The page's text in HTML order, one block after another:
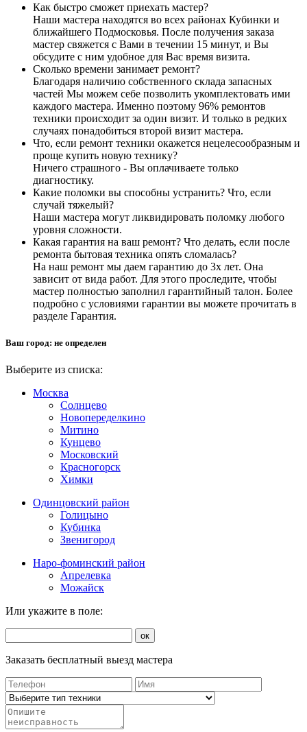
Как быстро сможет приехать мастер?
Наши мастера находятся во всех районах Кубинки и
ближайшего Подмосковья. После получения заказа
мастер свяжется с Вами в течении 15 минут, и Вы
обсудите с ним удобное для Вас время визита.
Сколько времени занимает ремонт?
Благодаря наличию собственного склада запасных
частей Мы можем себе позволить укомплектовать ими
каждого мастера. Именно поэтому 96% ремонтов
техники происходит за один визит. И только в редких
случаях понадобиться второй визит мастера.
Что, если ремонт техники окажется нецелесообразным и
проще купить новую технику?
Ничего страшного - Вы оплачиваете только
диагностику.
Какие поломки вы способны устранить? Что, если
случай тяжелый?
Наши мастера могут ликвидировать поломку любого
уровня сложности.
Какая гарантия на ваш ремонт? Что делать, если после
ремонта бытовая техника опять сломалась?
На наш ремонт мы даем гарантию до 3х лет. Она
зависит от вида работ. Для этого проследите, чтобы
мастер полностью заполнил гарантийный талон. Более
подробно с условиями гарантии вы можете прочитать в
разделе Гарантия.
Ваш город: не определен
Выберите из списка:
Москва
Солнцево
Новопеределкино
Митино
Кунцево
Московский
Красногорск
Химки
Одинцовский район
Голицыно
Кубинка
Звенигород
Наро-фоминский район
Апрелевка
Можайск
Или укажите в поле:
ок
Заказать бесплатный выезд мастера